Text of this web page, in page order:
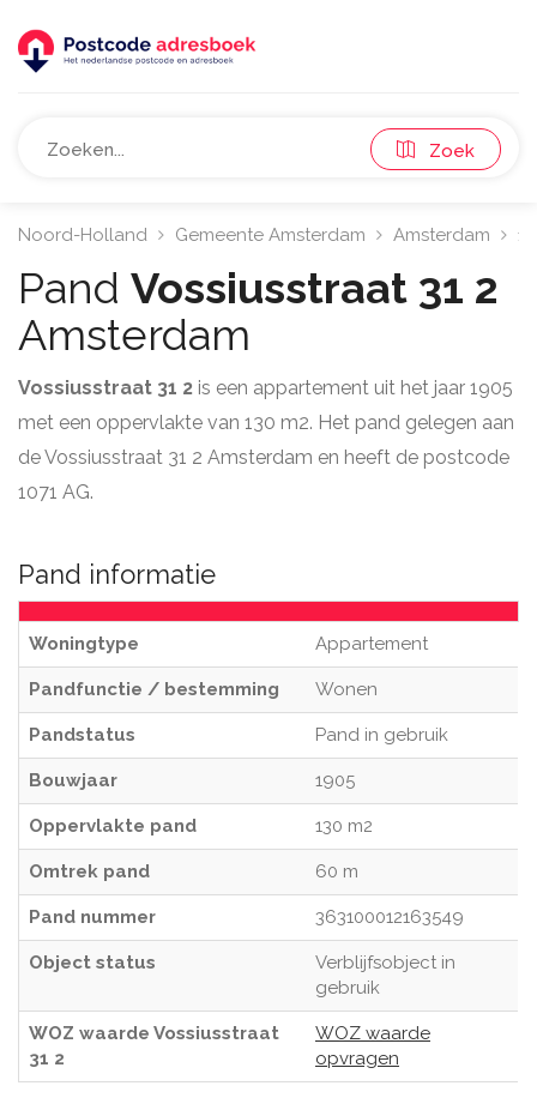
Zoek
Noord-Holland Gemeente Amsterdam Amsterdam
Pand Vossiusstraat 31 2
Amsterdam
Vossiusstraat 31 2 is een appartement uit het jaar 1905
met een oppervlakte van 130 m2. Het pand gelegen aan
de Vossiusstraat 31 2 Amsterdam en heeft de postcode
1071 AG.
Pand informatie
Woningtype Appartement
Pandfunctie / bestemming Wonen
Pandstatus Pand in gebruik
Bouwjaar 1905
Oppervlakte pand 130 m2
Omtrek pand 60 m
Pand nummer 363100012163549
Object status
Verblijfsobject in
gebruik
WOZ waarde Vossiusstraat
31 2
WOZ waarde
opvragen